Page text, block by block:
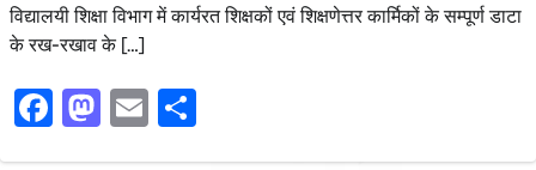
विद्यालयी शिक्षा विभाग में कार्यरत शिक्षकों एवं शिक्षणेत्तर कार्मिकों के सम्पूर्ण डाटा
के रख-रखाव के […]
Facebook
Mastodon
Email